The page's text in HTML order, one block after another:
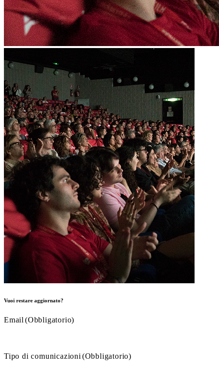
Vuoi restare aggiornato?
Email (Obbligatorio)
Tipo di comunicazioni (Obbligatorio)